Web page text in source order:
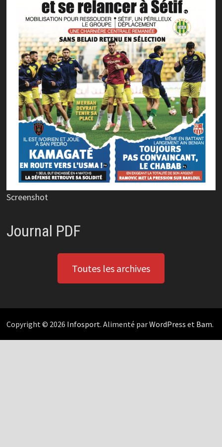
Screenshot
Journal PDF
Toutes les archives
Copyright © 2026 Infosport. Alimenté parWordPress et Bam.